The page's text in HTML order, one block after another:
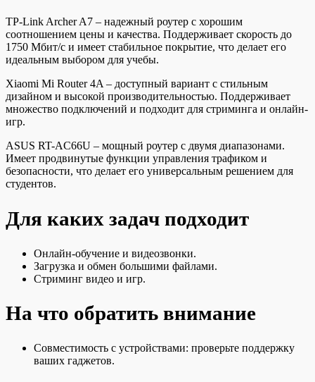
TP-Link Archer A7 – надежный роутер с хорошим
соотношением цены и качества. Поддерживает скорость до
1750 Мбит/с и имеет стабильное покрытие, что делает его
идеальным выбором для учебы.
Xiaomi Mi Router 4A – доступный вариант с стильным
дизайном и высокой производительностью. Поддерживает
множество подключений и подходит для стриминга и онлайн-
игр.
ASUS RT-AC66U – мощный роутер с двумя диапазонами.
Имеет продвинутые функции управления трафиком и
безопасности, что делает его универсальным решением для
студентов.
Для каких задач подходит
Онлайн-обучение и видеозвонки.
Загрузка и обмен большими файлами.
Стриминг видео и игр.
На что обратить внимание
Совместимость с устройствами: проверьте поддержку
ваших гаджетов.